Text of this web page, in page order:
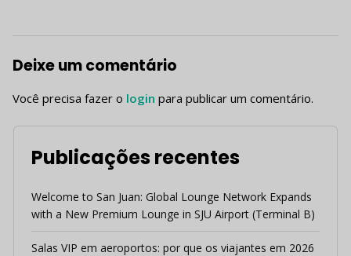
Deixe um comentário
Você precisa fazer o login para publicar um comentário.
Publicações recentes
Welcome to San Juan: Global Lounge Network Expands
with a New Premium Lounge in SJU Airport (Terminal B)
Salas VIP em aeroportos: por que os viajantes em 2026